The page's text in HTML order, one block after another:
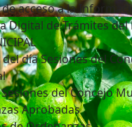
acceso a la
Digital de Trámites del
día Sesiones del
del Concejo
Aprobadas